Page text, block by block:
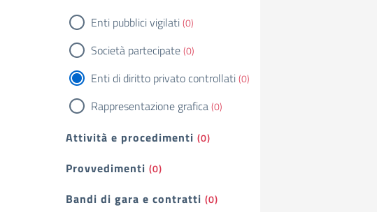
Enti pubblici vigilati(0)
Società partecipate(0)
Enti di diritto privato controllati(0)
Rappresentazione grafica(0)
Attività e procedimenti (0)
Provvedimenti (0)
Bandi di gara e contratti (0)